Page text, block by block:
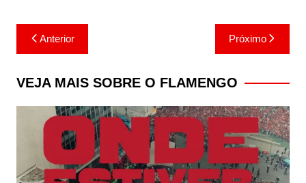
Navegação
de
Post
Anterior Próximo
VEJA MAIS SOBRE O FLAMENGO